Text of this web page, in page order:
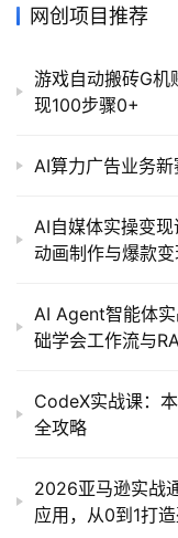
网创项目推荐
游戏自动搬砖G机
现100步骤0+
AI算力广告业务
AI自媒体实操变
动画制作与爆款
AI Agent智能体
础学会工作流与
CodeX实战课：
全攻略
2026亚马逊实战
应用，从0到1打